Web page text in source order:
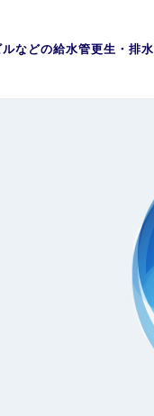
などの給水管更生・排